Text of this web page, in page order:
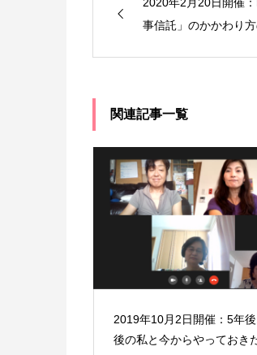
事信託」のかかわり
関連記事一覧
2019年10月2日開催：5年
後の私と今からやっておき